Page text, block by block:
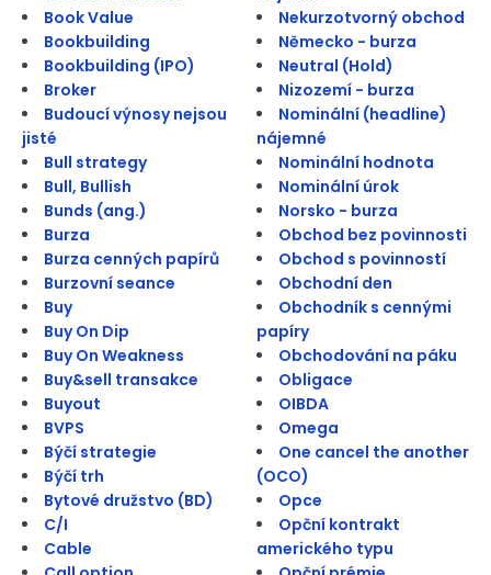
Book Value
Bookbuilding
Bookbuilding (IPO)
Broker
Budoucí výnosy nejsou
jisté
Bull strategy
Bull, Bullish
Bunds (ang.)
Burza
Burza cenných papírů
Burzovní seance
Buy
Buy On Dip
Buy On Weakness
Buy&sell transakce
Buyout
BVPS
Býčí strategie
Býčí trh
Bytové družstvo (BD)
C/I
Cable
Nekurzotvorný obchod
Německo - burza
Neutral (Hold)
Nizozemí - burza
Nominální (headline)
nájemné
Nominální hodnota
Nominální úrok
Norsko - burza
Obchod bez povinnosti
Obchod s povinností
Obchodní den
Obchodník s cennými
papíry
Obchodování na páku
Obligace
OIBDA
Omega
One cancel the another
(OCO)
Opce
Opční kontrakt
amerického typu